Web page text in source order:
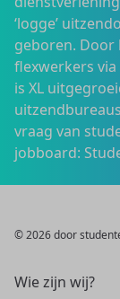
‘logge’
geboren. Door
flexwerkers
is XL
vraag van
jobboard:
© 2026 door
Wie zijn wij?